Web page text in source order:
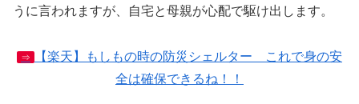
うに言われますが、自宅と母親が心配で駆け出します。
⇒
【楽天】もしもの時の防災シェルター これで身の安
全は確保できるね！！